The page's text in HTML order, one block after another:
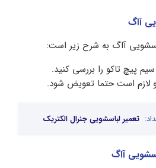
پیچ تاکو را بررسی کنید.
لازم است حتما تعویض شود.
تعمیر لباسشویی جنرال الکتریک